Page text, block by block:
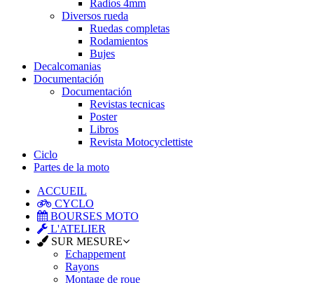
Radios 4mm
Diversos rueda
Ruedas completas
Rodamientos
Bujes
Decalcomanias
Documentación
Documentación
Revistas tecnicas
Poster
Libros
Revista Motocyclettiste
Ciclo
Partes de la moto
ACCUEIL
CYCLO
BOURSES MOTO
L'ATELIER
SUR MESURE
Echappement
Rayons
Montage de roue